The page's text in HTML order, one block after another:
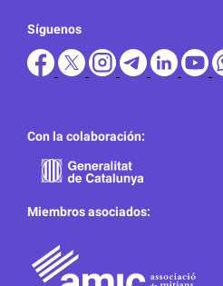
Síguenos
Con la colaboración:
Miembros asociados: